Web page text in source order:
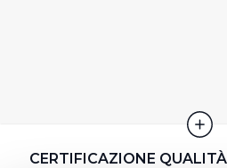
CERTIFICAZIONE